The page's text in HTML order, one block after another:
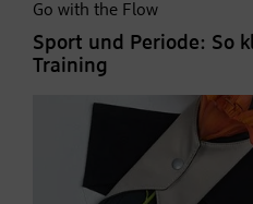
Go with the Flow
Sport und Periode: So
Training